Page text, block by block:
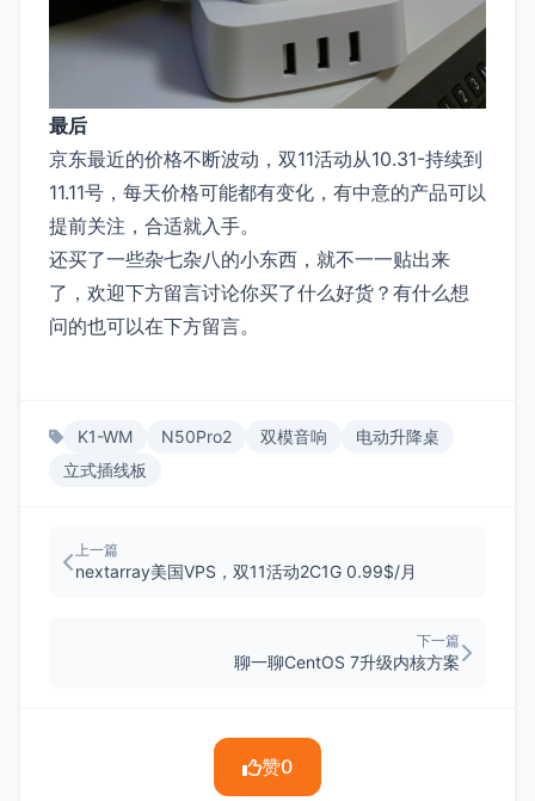
最后
京东最近的价格不断波动，双11活动从10.31-持续到
11.11号，每天价格可能都有变化，有中意的产品可以
提前关注，合适就入手。
还买了一些杂七杂八的小东西，就不一一贴出来
了，欢迎下方留言讨论你买了什么好货？有什么想
问的也可以在下方留言。
K1-WM N50Pro2 双模音响
电动升降桌
立式插线板
上一篇
nextarray美国VPS，双11活动2C1G 0.99$/月
下一篇
聊一聊CentOS 7升级内核方案
赞0